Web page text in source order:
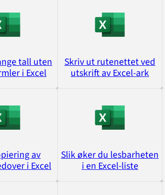
tall uten
i Excel
Skriv ut rutenettet ved
utskrift av Excel-ark
av
i Excel
Slik øker du lesbarheten
i en Excel-liste